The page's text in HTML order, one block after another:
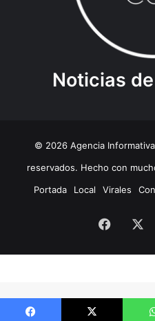
Noticias
© 2026 Agencia
reservados. Hecho con
Portada
Local Virales